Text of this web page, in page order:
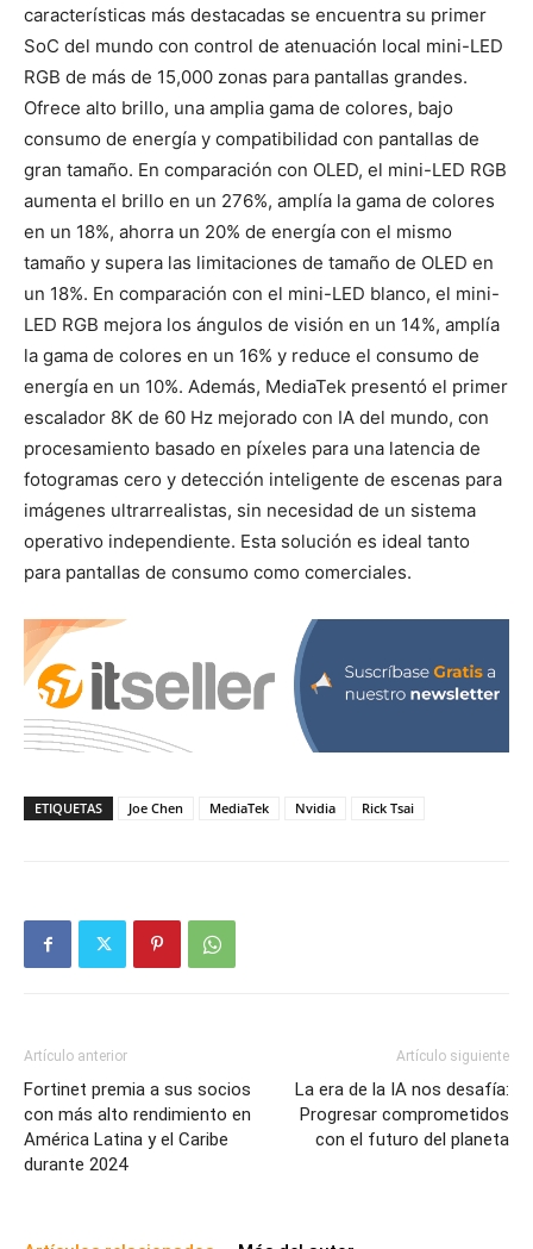
características más destacadas se encuentra su primer
SoC del mundo con control de atenuación local mini-LED
RGB de más de 15,000 zonas para pantallas grandes.
Ofrece alto brillo, una amplia gama de colores, bajo
consumo de energía y compatibilidad con pantallas de
gran tamaño. En comparación con OLED, el mini-LED RGB
aumenta el brillo en un 276%, amplía la gama de colores
en un 18%, ahorra un 20% de energía con el mismo
tamaño y supera las limitaciones de tamaño de OLED en
un 18%. En comparación con el mini-LED blanco, el mini-
LED RGB mejora los ángulos de visión en un 14%, amplía
la gama de colores en un 16% y reduce el consumo de
energía en un 10%. Además, MediaTek presentó el primer
escalador 8K de 60 Hz mejorado con IA del mundo, con
procesamiento basado en píxeles para una latencia de
fotogramas cero y detección inteligente de escenas para
imágenes ultrarrealistas, sin necesidad de un sistema
operativo independiente. Esta solución es ideal tanto
para pantallas de consumo como comerciales.
ETIQUETAS Joe Chen MediaTek Nvidia Rick Tsai
Artículo anterior
Fortinet premia a sus socios
con más alto rendimiento en
América Latina y el Caribe
durante 2024
Artículo siguiente
La era de la IA nos desafía:
Progresar comprometidos
con el futuro del planeta